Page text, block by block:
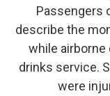
Passengers
describe the
while airborne
drinks service.
were